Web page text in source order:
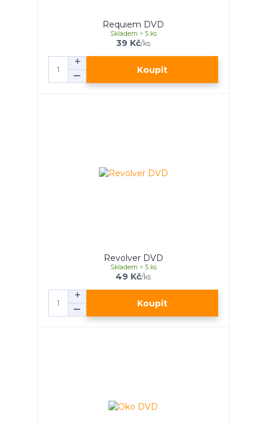
Requiem DVD
39 Kč/ks
Skladem > 5 ks
Koupit
Revolver DVD
49 Kč/ks
Skladem > 5 ks
Koupit